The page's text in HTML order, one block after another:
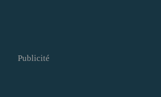
Publicité